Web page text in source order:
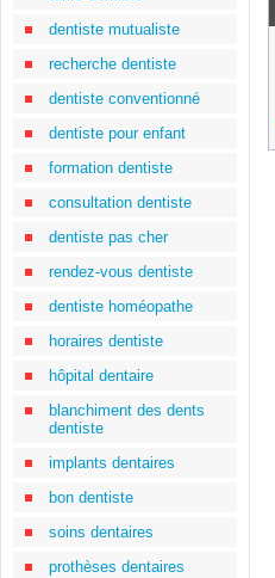
dentiste mutualiste
recherche dentiste
dentiste conventionné
dentiste pour enfant
formation dentiste
consultation dentiste
dentiste pas cher
rendez-vous dentiste
dentiste homéopathe
horaires dentiste
hôpital dentaire
blanchiment des dents
dentiste
implants dentaires
bon dentiste
soins dentaires
prothèses dentaires